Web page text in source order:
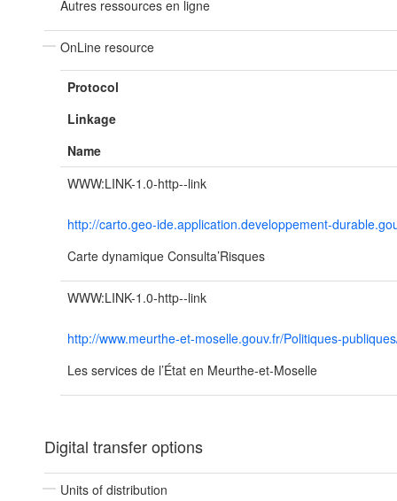
Autres ressources en ligne
OnLine resource
Protocol
Linkage
Name
WWW:LINK-1.0-http--link
http://carto.geo-ide.application.developpement-
Carte dynamique Consulta’Risques
WWW:LINK-1.0-http--link
http://www.meurthe-et-moselle.gouv.fr/Politiques-
Les services de l’État en Meurthe-et-Moselle
Digital transfer options
Units of distribution